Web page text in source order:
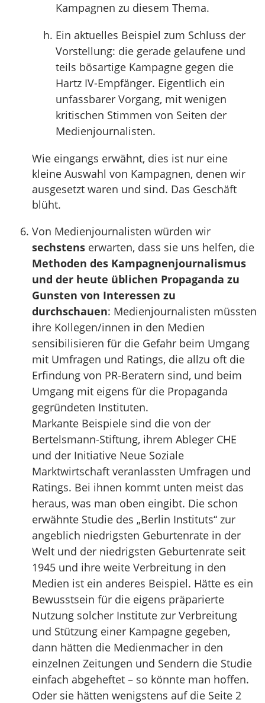
Kampagnen zu diesem Thema.
Ein aktuelles Beispiel zum Schluss der
Vorstellung: die gerade gelaufene und
teils bösartige Kampagne gegen die
Hartz IV-Empfänger. Eigentlich ein
unfassbarer Vorgang, mit wenigen
kritischen Stimmen von Seiten der
Medienjournalisten.
Wie eingangs erwähnt, dies ist nur eine
kleine Auswahl von Kampagnen, denen wir
ausgesetzt waren und sind. Das Geschäft
blüht.
Von Medienjournalisten würden wir
sechstens erwarten, dass sie uns helfen, die
Methoden des Kampagnenjournalismus
und der heute üblichen Propaganda zu
Gunsten von Interessen zu
durchschauen: Medienjournalisten müssten
ihre Kollegen/innen in den Medien
sensibilisieren für die Gefahr beim Umgang
mit Umfragen und Ratings, die allzu oft die
Erfindung von PR-Beratern sind, und beim
Umgang mit eigens für die Propaganda
gegründeten Instituten.
Markante Beispiele sind die von der
Bertelsmann-Stiftung, ihrem Ableger CHE
und der Initiative Neue Soziale
Marktwirtschaft veranlassten Umfragen und
Ratings. Bei ihnen kommt unten meist das
heraus, was man oben eingibt. Die schon
erwähnte Studie des „Berlin Instituts“ zur
angeblich niedrigsten Geburtenrate in der
Welt und der niedrigsten Geburtenrate seit
1945 und ihre weite Verbreitung in den
Medien ist ein anderes Beispiel. Hätte es ein
Bewusstsein für die eigens präparierte
Nutzung solcher Institute zur Verbreitung
und Stützung einer Kampagne gegeben,
dann hätten die Medienmacher in den
einzelnen Zeitungen und Sendern die Studie
einfach abgeheftet – so könnte man hoffen.
Oder sie hätten wenigstens auf die Seite 2